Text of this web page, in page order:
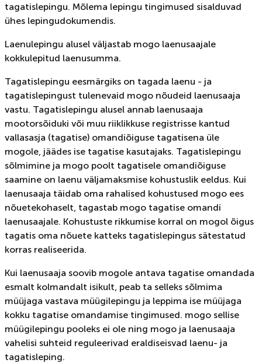
tagatislepingu. Mõlema lepingu tingimused sisalduvad
ühes lepingudokumendis.
Laenulepingu alusel väljastab mogo laenusaajale
kokkulepitud laenusumma.
Tagatislepingu eesmärgiks on tagada laenu - ja
tagatislepingust tulenevaid mogo nõudeid laenusaaja
vastu. Tagatislepingu alusel annab laenusaaja
mootorsõiduki või muu riiklikkuse registrisse kantud
vallasasja (tagatise) omandiõiguse tagatisena üle
mogole, jäädes ise tagatise kasutajaks. Tagatislepingu
sõlmimine ja mogo poolt tagatisele omandiõiguse
saamine on laenu väljamaksmise kohustuslik eeldus. Kui
laenusaaja täidab oma rahalised kohustused mogo ees
nõuetekohaselt, tagastab mogo tagatise omandi
laenusaajale. Kohustuste rikkumise korral on mogol õigus
tagatis oma nõuete katteks tagatislepingus sätestatud
korras realiseerida.
Kui laenusaaja soovib mogole antava tagatise omandada
esmalt kolmandalt isikult, peab ta selleks sõlmima
müüjaga vastava müügilepingu ja leppima ise müüjaga
kokku tagatise omandamise tingimused. mogo sellise
müügilepingu pooleks ei ole ning mogo ja laenusaaja
vahelisi suhteid reguleerivad eraldiseisvad laenu- ja
tagatisleping.